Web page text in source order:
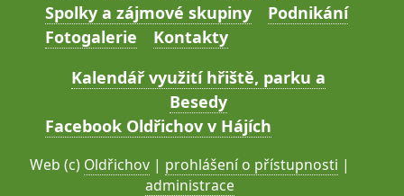
Spolky a zájmové skupiny
Podnikání
Fotogalerie
Kontakty
Kalendář využití hřiště, parku a
Besedy
Facebook Oldřichov v Hájích
Web (c) Oldřichov | prohlášení o přístupnosti |
administrace